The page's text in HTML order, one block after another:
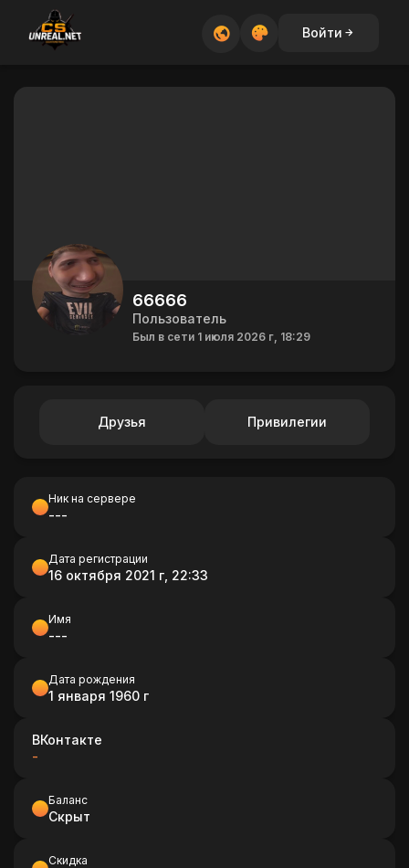
Войти
66666
Пользователь
Был в сети 1 июля 2026 г, 18:29
Друзья Привилегии
Ник на сервере
---
Дата регистрации
16 октября 2021 г, 22:33
Имя
---
Дата рождения
1 января 1960 г
ВКонтакте
-
Баланс
Скрыт
Скидка